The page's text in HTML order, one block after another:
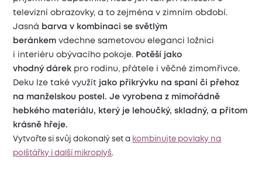
televizní obrazovky, a to zejména v zimním období.
Jasná barva v kombinaci se světlým
beránkem vdechne sametovou eleganci ložnici
i interiéru obývacího pokoje. Potěší jako
vhodný dárek pro rodinu, přátele i věčné zimomřivce.
Deku lze také využít jako přikrývku na spaní či přehoz
na manželskou postel. Je vyrobena z mimořádně
hebkého materiálu, který je lehoučký, skladný, a přitom
krásně hřeje.
Vytvořte si svůj dokonalý set a kombinujte povlaky na
polštářky i další mikroplyš.